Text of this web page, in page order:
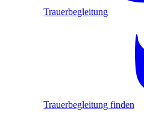
Trauerbegleitung
Trauerbegleitung finden